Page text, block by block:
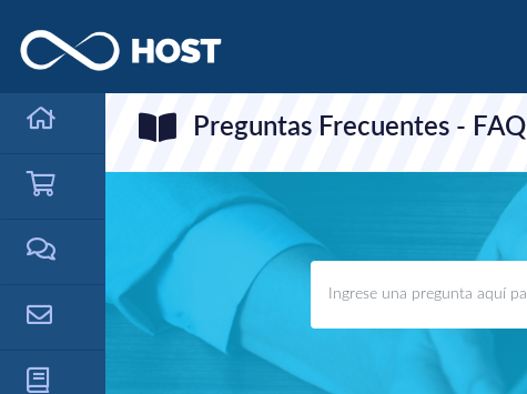
Preguntas Frecuentes - FAQ